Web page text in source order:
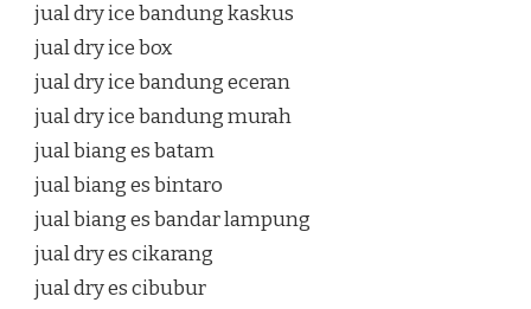
jual dry ice bandung kaskus
jual dry ice box
jual dry ice bandung eceran
jual dry ice bandung murah
jual biang es batam
jual biang es bintaro
jual biang es bandar lampung
jual dry es cikarang
jual dry es cibubur